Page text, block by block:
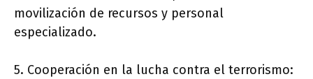
movilización de recursos y personal
especializado.
5. Cooperación en la lucha contra el terrorismo: